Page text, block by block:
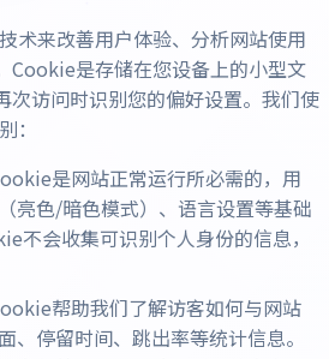
术来改善用户体验、分析网站使用
Cookie是存储在您设备上的小型文
次访问时识别您的偏好设置。我们使
：
是网站正常运行所必需的，用
亮色/暗色模式）、语言设置等基础
不会收集可识别个人身份的信息，
帮助我们了解访客如何与网站
、停留时间、跳出率等统计信息。